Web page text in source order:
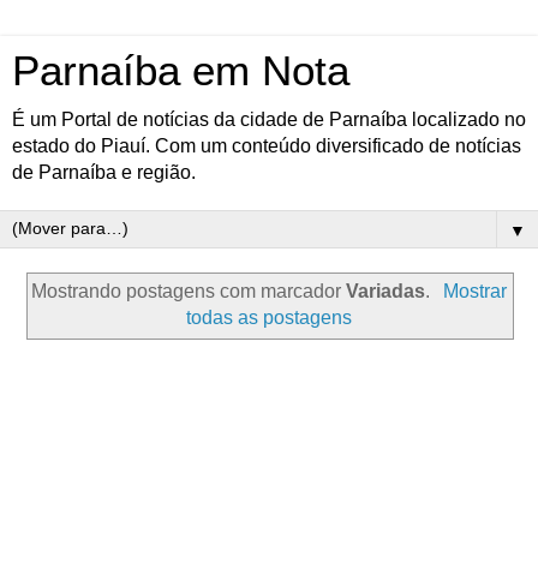
Parnaíba em Nota
É um Portal de notícias da cidade de Parnaíba localizado no
estado do Piauí. Com um conteúdo diversificado de notícias
de Parnaíba e região.
▼
Mostrando postagens com marcadorVariadas.
Mostrar
todas as postagens